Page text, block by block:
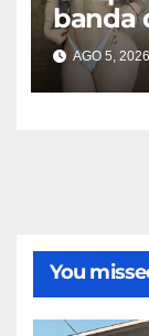
banda
Karely
AGO 5, 2026
You